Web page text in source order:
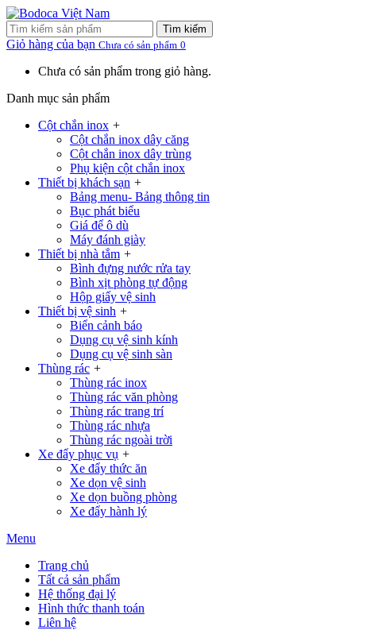
Tìm kiếm
Giỏ hàng của bạn Chưa có sản phẩm 0
Chưa có sản phẩm trong giỏ hàng.
Danh mục sản phẩm
Cột chắn inox +
Cột chắn inox dây căng
Cột chắn inox dây trùng
Phụ kiện cột chắn inox
Thiết bị khách sạn +
Bảng menu- Bảng thông tin
Bục phát biểu
Giá để ô dù
Máy đánh giày
Thiết bị nhà tắm +
Bình đựng nước rửa tay
Bình xịt phòng tự động
Hộp giấy vệ sinh
Thiết bị vệ sinh +
Biển cảnh báo
Dụng cụ vệ sinh kính
Dụng cụ vệ sinh sàn
Thùng rác +
Thùng rác inox
Thùng rác văn phòng
Thùng rác trang trí
Thùng rác nhựa
Thùng rác ngoài trời
Xe đẩy phục vụ +
Xe đẩy thức ăn
Xe dọn vệ sinh
Xe dọn buồng phòng
Xe đẩy hành lý
Menu
Trang chủ
Tất cả sản phẩm
Hệ thống đại lý
Hình thức thanh toán
Liên hệ